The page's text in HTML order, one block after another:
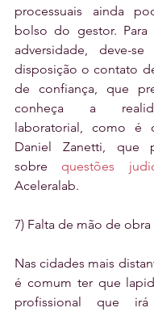
processuais ainda
bolso do gestor. Para
adversidade, deve-
disposição o contato
de confiança, que
conheça a
laboratorial, como é
Daniel Zanetti, que
sobre questões
Aceleralab.
7) Falta de mão de
Nas cidades mais
é comum ter que
profissional que